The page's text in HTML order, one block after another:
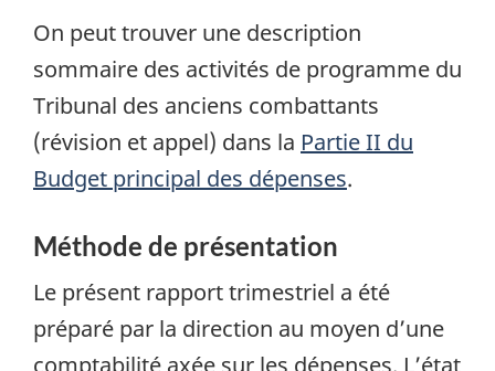
On peut trouver une description
sommaire des activités de programme du
Tribunal des anciens combattants
(révision et appel) dans la Partie II du
Budget principal des dépenses.
Méthode de présentation
Le présent rapport trimestriel a été
préparé par la direction au moyen d’une
comptabilité axée sur les dépenses. L’état